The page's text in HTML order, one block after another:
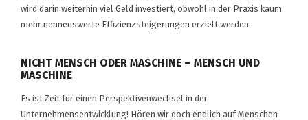
wird darin weiterhin viel Geld investiert, obwohl in der Praxis kaum
mehr nennenswerte Effizienzsteigerungen erzielt werden.
NICHT MENSCH ODER MASCHINE – MENSCH UND
MASCHINE
Es ist Zeit für einen Perspektivenwechsel in der
Unternehmensentwicklung! Hören wir doch endlich auf Menschen